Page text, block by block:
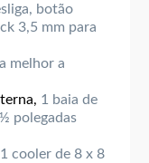
botão
3,5 mm para
melhor a
1 baia de
polegadas
cooler de 8 x 8